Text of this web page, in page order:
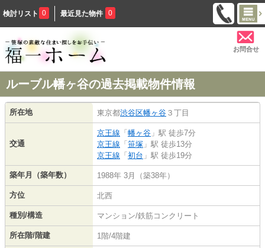
検討リスト 0 最近見た物件 0
お問合せ
ルーブル幡ヶ谷の過去掲載物件情報
所在地 東京都渋谷区幡ヶ谷 ３丁目
交通
京王線 「幡ヶ谷 」駅 徒歩7分
京王線 「笹塚 」駅 徒歩13分
京王線 「初台 」駅 徒歩19分
築年月（築年数） 1988年 3月（築38年）
方位 北西
種別/構造 マンション/鉄筋コンクリート
所在階/階建 1階/4階建